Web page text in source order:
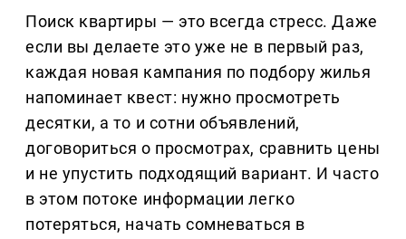
Поиск квартиры — это всегда стресс. Даже
если вы делаете это уже не в первый раз,
каждая новая кампания по подбору жилья
напоминает квест: нужно просмотреть
десятки, а то и сотни объявлений,
договориться о просмотрах, сравнить цены
и не упустить подходящий вариант. И часто
в этом потоке информации легко
потеряться, начать сомневаться в